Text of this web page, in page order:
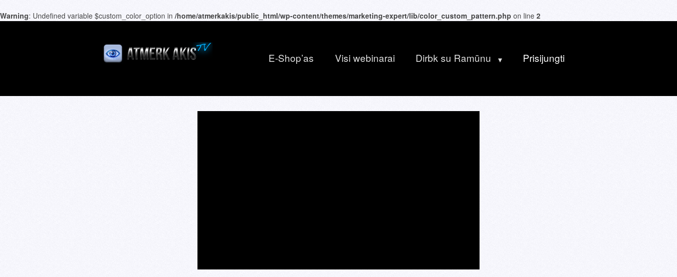
Warning: Undefined variable $custom_color_option in /home/atmerkakis/public_html/wp-content/themes/marketing-expert/lib/color_custom_pattern.php on line 2
E-Shop’as Visi webinarai Dirbk su Ramūnu Prisijungti